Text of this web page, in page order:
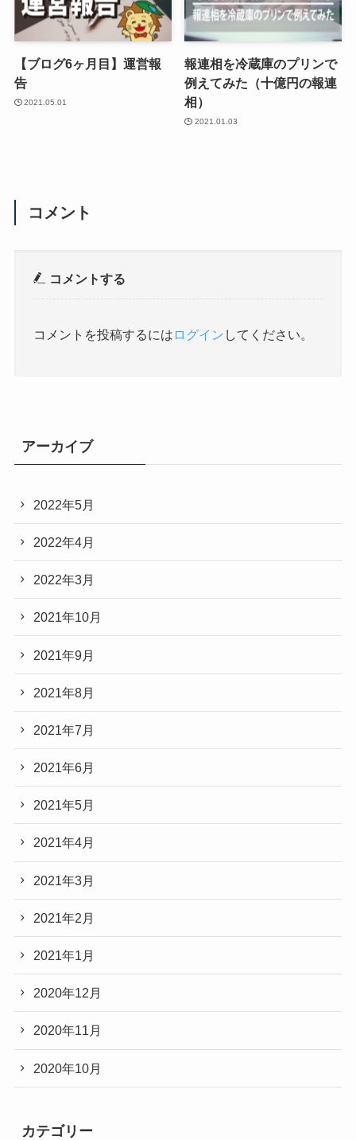
【ブログ6ヶ月目】運営報
告
2021.05.01
報連相を冷蔵庫のプリンで
例えてみた（十億円の報連
相）
2021.01.03
コメント
コメントする
コメントを投稿するには ログイン してください。
アーカイブ
2022年5月
2022年4月
2022年3月
2021年10月
2021年9月
2021年8月
2021年7月
2021年6月
2021年5月
2021年4月
2021年3月
2021年2月
2021年1月
2020年12月
2020年11月
2020年10月
カテゴリー